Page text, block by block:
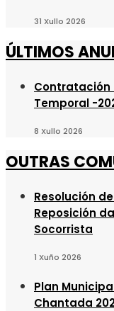
31 Xullo 2026
ÚLTIMOS
Contratación
Temporal -
8 Xullo 2026
OUTRAS
Resolución
Reposición
Socorrista
1 Xuño 2026
Plan
Chantada